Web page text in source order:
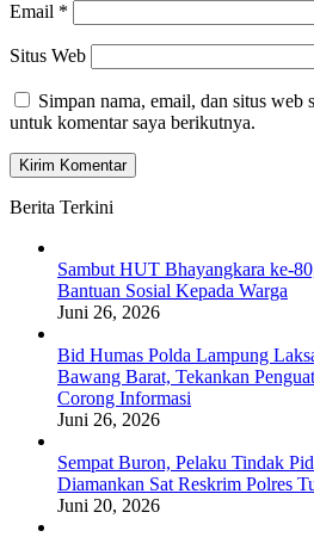
Email *
Situs Web
Simpan nama, email, dan situs web
untuk komentar saya berikutnya.
Berita Terkini
Sambut HUT Bhayangkara ke-
Bantuan Sosial Kepada Warga
Juni 26, 2026
Bid Humas Polda Lampung
Bawang Barat, Tekankan
Corong Informasi
Juni 26, 2026
Sempat Buron, Pelaku Tindak
Diamankan Sat Reskrim Polres
Juni 20, 2026